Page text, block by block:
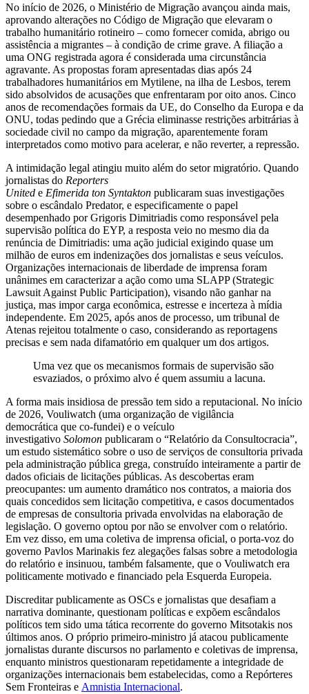
No início de 2026, o Ministério de Migração avançou ainda mais,
aprovando alterações no Código de Migração que elevaram o
trabalho humanitário rotineiro – como fornecer comida, abrigo ou
assistência a migrantes – à condição de crime grave. A filiação a
uma ONG registrada agora é considerada uma circunstância
agravante. As propostas foram apresentadas dias após 24
trabalhadores humanitários em Mytilene, na ilha de Lesbos, terem
sido absolvidos de acusações que enfrentaram por oito anos. Cinco
anos de recomendações formais da UE, do Conselho da Europa e da
ONU, todas pedindo que a Grécia eliminasse restrições arbitrárias à
sociedade civil no campo da migração, aparentemente foram
interpretados como motivo para acelerar, e não reverter, a repressão.
A intimidação legal atingiu muito além do setor migratório. Quando
jornalistas do Reporters
United e Efimerida ton Syntakton publicaram suas investigações
sobre o escândalo Predator, e especificamente o papel
desempenhado por Grigoris Dimitriadis como responsável pela
supervisão política do EYP, a resposta veio no mesmo dia da
renúncia de Dimitriadis: uma ação judicial exigindo quase um
milhão de euros em indenizações dos jornalistas e seus veículos.
Organizações internacionais de liberdade de imprensa foram
unânimes em caracterizar a ação como uma SLAPP (Strategic
Lawsuit Against Public Participation), visando não ganhar na
justiça, mas impor carga econômica, estresse e incerteza à mídia
independente. Em 2025, após anos de processo, um tribunal de
Atenas rejeitou totalmente o caso, considerando as reportagens
precisas e sem nada difamatório em qualquer um dos artigos.
Uma vez que os mecanismos formais de supervisão são
esvaziados, o próximo alvo é quem assumiu a lacuna.
A forma mais insidiosa de pressão tem sido a reputacional. No início
de 2026, Vouliwatch (uma organização de vigilância
democrática que co-fundei) e o veículo
investigativo Solomon publicaram o “Relatório da Consultocracia”,
um estudo sistemático sobre o uso de serviços de consultoria privada
pela administração pública grega, construído inteiramente a partir de
dados oficiais de licitações públicas. As descobertas eram
preocupantes: um aumento dramático nos contratos, a maioria dos
quais concedidos sem licitação competitiva, e casos documentados
de empresas de consultoria privada envolvidas na elaboração de
legislação. O governo optou por não se envolver com o relatório.
Em vez disso, em uma coletiva de imprensa oficial, o porta-voz do
governo Pavlos Marinakis fez alegações falsas sobre a metodologia
do relatório e insinuou, também falsamente, que o Vouliwatch era
politicamente motivado e financiado pela Esquerda Europeia.
Discreditar publicamente as OSCs e jornalistas que desafiam a
narrativa dominante, questionam políticas e expõem escândalos
políticos tem sido uma tática recorrente do governo Mitsotakis nos
últimos anos. O próprio primeiro-ministro já atacou publicamente
jornalistas durante discursos no parlamento e coletivas de imprensa,
enquanto ministros questionaram repetidamente a integridade de
organizações internacionais bem estabelecidas, como a Repórteres
Sem Fronteiras e Amnistia Internacional.